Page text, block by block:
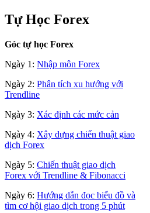
Tự Học Forex
Góc tự học Forex
Ngày 1: Nhập môn Forex
Ngày 2: Phân tích xu hướng với
Trendline
Ngày 3: Xác định các mức cản
Ngày 4: Xây dựng chiến thuật giao
dịch Forex
Ngày 5: Chiến thuật giao dịch
Forex với Trendline & Fibonacci
Ngày 6: Hướng dẫn đọc biểu đồ và
tìm cơ hội giao dịch trong 5 phút